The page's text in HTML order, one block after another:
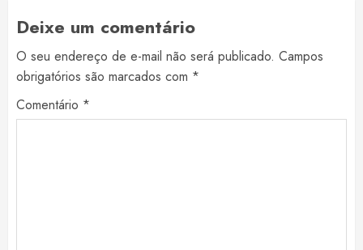
Deixe um comentário
O seu endereço de e-mail não será publicado. Campos
obrigatórios são marcados com *
Comentário *